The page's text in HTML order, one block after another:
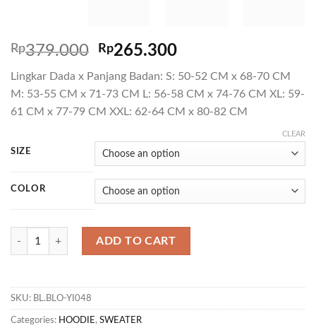
Rp379.000 Rp265.300
Lingkar Dada x Panjang Badan: S: 50-52 CM x 68-70 CM
M: 53-55 CM x 71-73 CM L: 56-58 CM x 74-76 CM XL: 59-
61 CM x 77-79 CM XXL: 62-64 CM x 80-82 CM
SIZE
COLOR
CLEAR
SW TROOPERO quantity
ADD TO CART
SKU: BL.BLO-YI048
Categories: HOODIE , SWEATER